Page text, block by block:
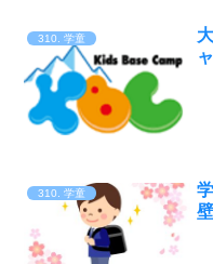
310. 学童
310. 学童